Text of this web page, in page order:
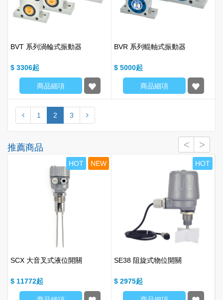
BVT 系列渦輪式振動器
$ 3306
商品細項
BVR 系列輥軸式振動器
$ 5000
商品細項
1 2 3
推薦商品
HOT NEW
SCX 大音叉式液位開關
$ 11772
HOT
SE38 阻旋式物位開關
$ 2975